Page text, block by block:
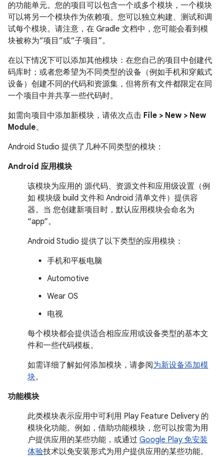
的功能单元。您的项目可以包含一个或多个模块，一个模块
可以将另一个模块作为依赖项。您可以独立构建、测试和调
试每个模块。请注意，在 Gradle 文档中，您可能会看到模
块被称为“项目”或“子项目”。
在以下情况下可以添加其他模块：在您自己的项目中创建代
码库时；或者您希望为不同类型的设备（例如手机和穿戴式
设备）创建不同的代码和资源集，但将所有文件都限定在同
一个项目中并共享一些代码时。
如需向项目中添加新模块，请依次点击 File > New > New
Module。
Android Studio 提供了几种不同类型的模块：
Android 应用模块
该模块为应用的 源代码、资源文件和应用级设置（例
如 模块级 build 文件和 Android 清单文件）提供容
器。当 您创建新项目时，默认应用模块会命名为
“app”。
Android Studio 提供了以下类型的应用模块：
手机和平板电脑
Automotive
Wear OS
电视
每个模块都会提供适合相应应用或设备类型的基本文
件和一些代码模板。
如需详细了解如何添加模块，请参阅为新设备添加模
块。
功能模块
此类模块表示应用中可利用 Play Feature Delivery 的
模块化功能。 例如，借助功能模块，您可以按需为用
户提供应用的某些功能，或通过 Google Play 免安装
体验技术以免安装形式为用户提供应用的某些功能。